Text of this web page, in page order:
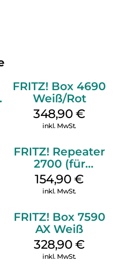
für Freunde und
FRITZ! Box 4690
Weiß/Rot
348,90€
inkl. MwSt.
FRITZ! Repeater
2700 (für
Tarifvermarktung)
Weiß
154,90€
inkl. MwSt.
FRITZ! Box 7590
AX Weiß
328,90€
inkl. MwSt.